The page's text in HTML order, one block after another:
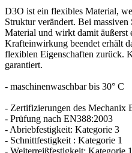
D3O ist ein flexibles Material,
Struktur verändert. Bei massiven
Material und wirkt damit äußerst
Krafteinwirkung beendet erhält
flexiblen Eigenschaften zurück.
garantiert.
- maschinenwaschbar bis 30° C
- Zertifizierungen des Mechanix
- Prüfung nach EN388:2003
- Abriebfestigkeit: Kategorie 3
- Schnittfestigkeit : Kategorie 1
- Weiterreißfestigkeit: Kategorie 1